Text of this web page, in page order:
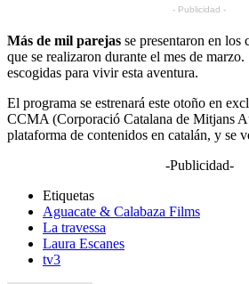
- Publicidad -
Más de mil parejas se presentaron en los
que se realizaron durante el mes de
escogidas para vivir esta aventura.
El programa se estrenará este otoño en
CCMA (Corporació Catalana de Mitjans
plataforma de contenidos en catalán, y se
-Publicidad-
Etiquetas
Aguacate & Calabaza Films
La travessa
Laura Escanes
tv3